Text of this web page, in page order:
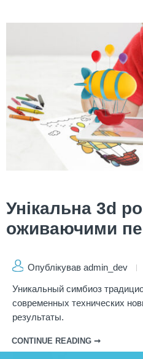
Унікальна 3d
оживаючими
Опублікував admin_dev
Уникальный симбиоз
современных технических
результаты.
CONTINUE READING ➞